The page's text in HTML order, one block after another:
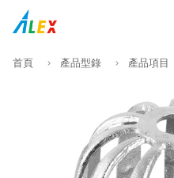
首頁 產品型錄 產品項目